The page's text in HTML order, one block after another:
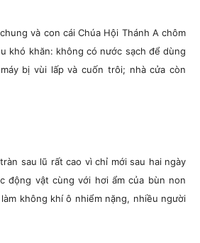
và con cái Chúa Hội Thánh A chôm
khó khăn: không có nước sạch để dùng
bị vùi lấp và cuốn trôi; nhà cửa còn
sau lũ rất cao vì chỉ mới sau hai ngày
động vật cùng với hơi ẩm của bùn non
không khí ô nhiểm nặng, nhiều người